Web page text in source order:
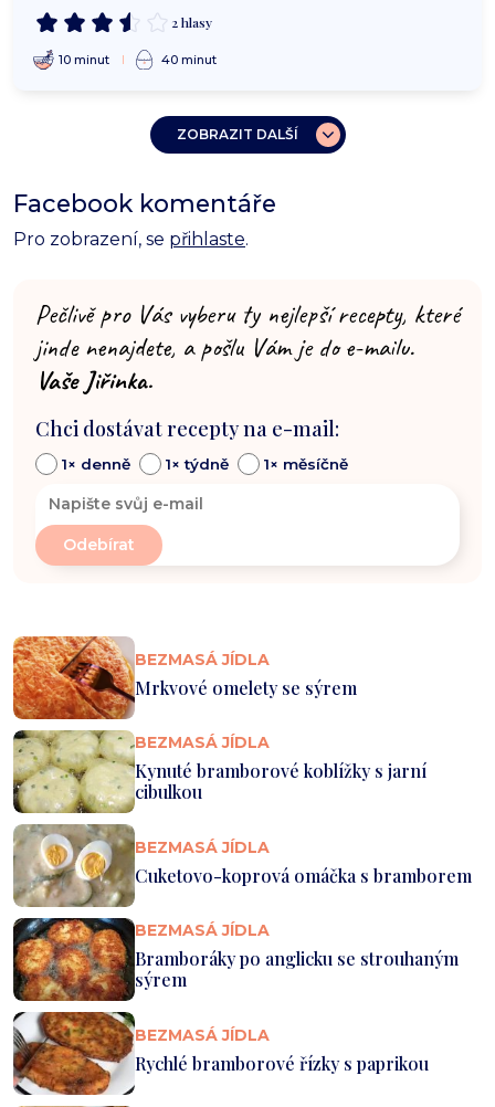
2 hlasy
10 minut 40 minut
ZOBRAZIT DALŠÍ
Facebook komentáře
Pro zobrazení, se přihlaste.
Pečlivě pro Vás vyberu ty nejlepší recepty, které
jinde nenajdete, a pošlu Vám je do e-mailu.
Vaše Jiřinka.
Chci dostávat recepty na e-mail:
1× denně 1× týdně 1× měsíčně
BEZMASÁ JÍDLA
Mrkvové omelety se sýrem
BEZMASÁ JÍDLA
Kynuté bramborové koblížky s jarní
cibulkou
BEZMASÁ JÍDLA
Cuketovo-koprová omáčka s bramborem
BEZMASÁ JÍDLA
Bramboráky po anglicku se strouhaným
sýrem
BEZMASÁ JÍDLA
Rychlé bramborové řízky s paprikou